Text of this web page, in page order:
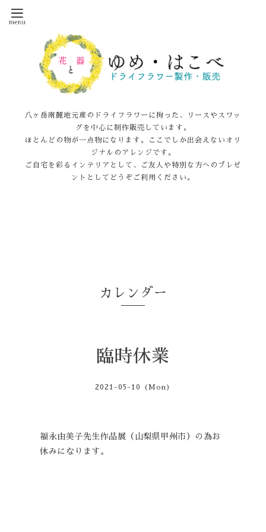
八ヶ岳南麓地元産のドライフラワーに拘った、リースやスワッ
グを中心に制作販売しています。
ほとんどの物が一点物になります。ここでしか出会えないオリ
ジナルのアレンジです。
ご自宅を彩るインテリアとして、ご友人や特別な方へのプレゼ
ントとしてどうぞご利用ください。
カレンダー
臨時休業
2021-05-10 (Mon)
福永由美子先生作品展（山梨県甲州市）の為お
休みになります。